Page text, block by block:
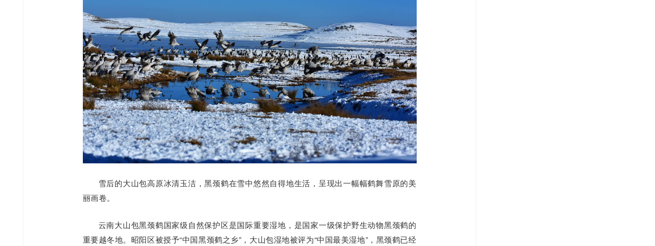
雪后的大山包高原冰清玉洁，黑颈鹤在雪中悠然自得地生活，呈现出一幅幅鹤舞雪原的美
丽画卷。
云南大山包黑颈鹤国家级自然保护区是国际重要湿地，是国家一级保护野生动物黑颈鹤的
重要越冬地。昭阳区被授予“中国黑颈鹤之乡”，大山包湿地被评为“中国最美湿地”，黑颈鹤已经